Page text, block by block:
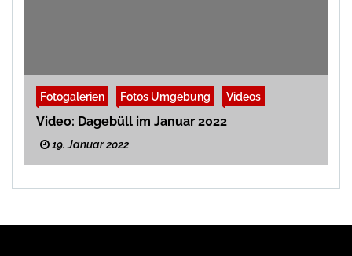
Fotogalerien Fotos Umgebung Videos
Video: Dagebüll im Januar 2022
19. Januar 2022